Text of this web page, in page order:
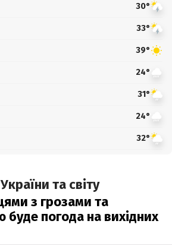
30°
33°
39°
24°
31°
24°
32°
та світу
з грозами та
погода на вихідних